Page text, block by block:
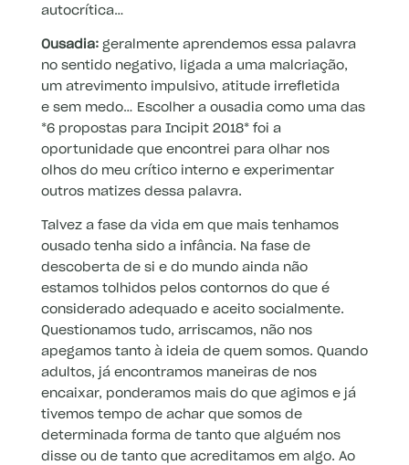
autocrítica…
Ousadia:geralmente aprendemos essa palavra
no sentido negativo, ligada a uma malcriação,
um atrevimento impulsivo, atitude irrefletida
e sem medo… Escolher a ousadia como uma das
*6 propostas para Incipit 2018* foi a
oportunidade que encontrei para olhar nos
olhos do meu crítico interno e experimentar
outros matizes dessa palavra.
Talvez a fase da vida em que mais tenhamos
ousado tenha sido a infância. Na fase de
descoberta de si e do mundo ainda não
estamos tolhidos pelos contornos do que é
considerado adequado e aceito socialmente.
Questionamos tudo, arriscamos, não nos
apegamos tanto à ideia de quem somos. Quando
adultos, já encontramos maneiras de nos
encaixar, ponderamos mais do que agimos e já
tivemos tempo de achar que somos de
determinada forma de tanto que alguém nos
disse ou de tanto que acreditamos em algo. Ao